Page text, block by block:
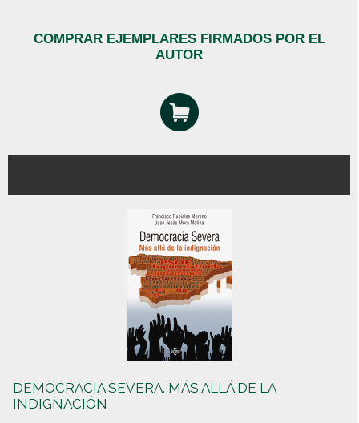
COMPRAR EJEMPLARES FIRMADOS POR EL
AUTOR
DEMOCRACIA SEVERA. MÁS ALLÁ DE LA
INDIGNACIÓN